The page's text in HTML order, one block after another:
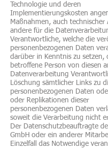
Technologie und deren
Implementierungskosten
Maßnahmen, auch technischer
andere für die
Verantwortliche, welche die
personenbezogenen Daten
darüber in Kenntnis zu setzen,
betroffene Person von diesen
Datenverarbeitung
Löschung sämtlicher Links zu
personenbezogenen Daten
oder Replikationen dieser
personenbezogenen Daten
soweit die Verarbeitung nicht
Der Datenschutzbeauftragte
GmbH oder ein anderer
Einzelfall das Notwendige